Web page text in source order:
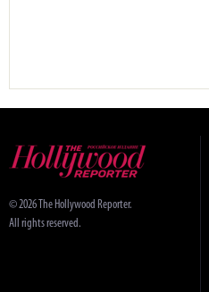
© 2026 The Hollywood Reporter.
All rights reserved.